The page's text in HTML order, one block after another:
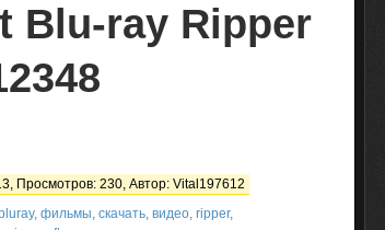
Blu-ray Ripper
Просмотров: 230, Автор: Vital197612
bluray, фильмы, скачать, видео, ripper,